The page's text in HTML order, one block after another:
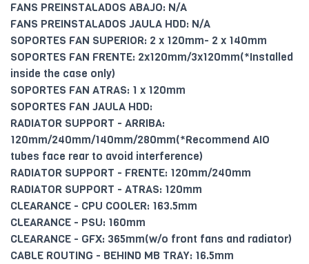
FANS PREINSTALADOS ABAJO: N/A
FANS PREINSTALADOS JAULA HDD: N/A
SOPORTES FAN SUPERIOR: 2 x 120mm- 2 x 140mm
SOPORTES FAN FRENTE: 2x120mm/3x120mm(*Installed
inside the case only)
SOPORTES FAN ATRAS: 1 x 120mm
SOPORTES FAN JAULA HDD:
RADIATOR SUPPORT - ARRIBA:
120mm/240mm/140mm/280mm(*Recommend AIO
tubes face rear to avoid interference)
RADIATOR SUPPORT - FRENTE: 120mm/240mm
RADIATOR SUPPORT - ATRAS: 120mm
CLEARANCE - CPU COOLER: 163.5mm
CLEARANCE - PSU: 160mm
CLEARANCE - GFX: 365mm(w/o front fans and radiator)
CABLE ROUTING - BEHIND MB TRAY: 16.5mm